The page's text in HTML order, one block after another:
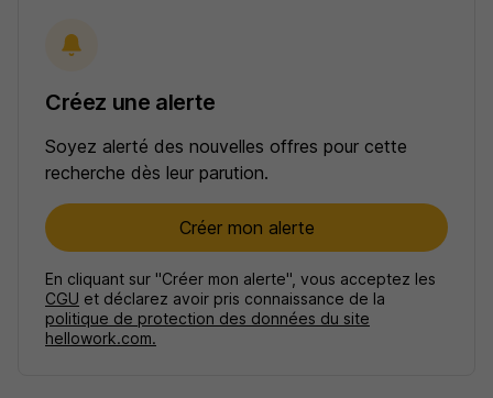
Créez une alerte
Soyez alerté des nouvelles offres pour cette
recherche dès leur parution.
Créer mon alerte
En cliquant sur "Créer mon alerte", vous acceptez les
CGU et déclarez avoir pris connaissance de la
politique de protection des données du site
hellowork.com.